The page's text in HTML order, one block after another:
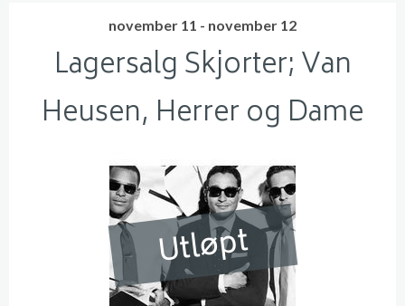
november 11 - november 12
Lagersalg Skjorter; Van
Heusen, Herrer og Dame
Utløpt